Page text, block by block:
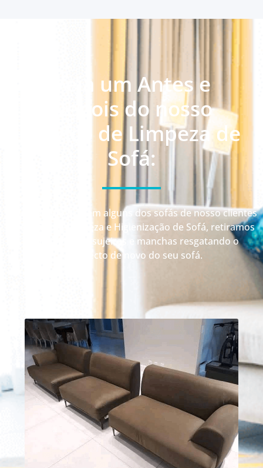
Veja um Antes e
Depois do nosso
serviço de Limpeza de
Sofá:
Veja como ficaram alguns dos sofás de nosso clientes
depois da Limpeza e Higienização de Sofá, retiramos
até 99% das sujeiras e manchas resgatando o
aspecto de novo do seu sofá.